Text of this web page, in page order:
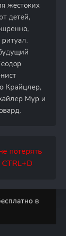
жестоких
детей,
Крайцлер,
Мур и
потерять
CTRL+D
в